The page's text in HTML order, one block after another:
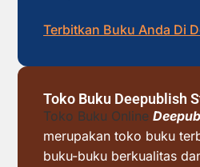
Terbitkan Buku Anda Di
Toko Buku Deepublish
Toko Buku Online
merupakan toko buku
buku-buku berkualitas